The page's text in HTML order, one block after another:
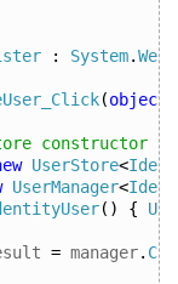
: System.Web
(object
constructor
UserStore<
UserManager<
() {
= manager.